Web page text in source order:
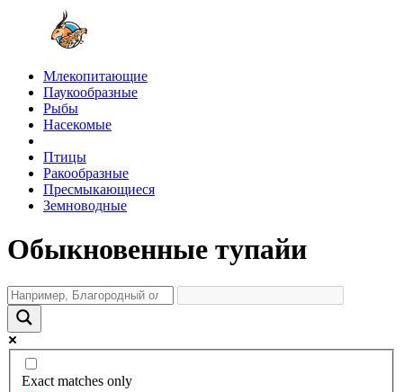
Млекопитающие
Паукообразные
Рыбы
Насекомые
Птицы
Ракообразные
Пресмыкающиеся
Земноводные
Обыкновенные тупайи
Exact matches only